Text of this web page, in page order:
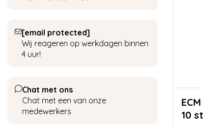
[email protected]
Wij reageren op werkdagen binnen
4 uur!
Chat met ons
Chat met een van onze
medewerkers
ECM Reinigingstabletten -
10